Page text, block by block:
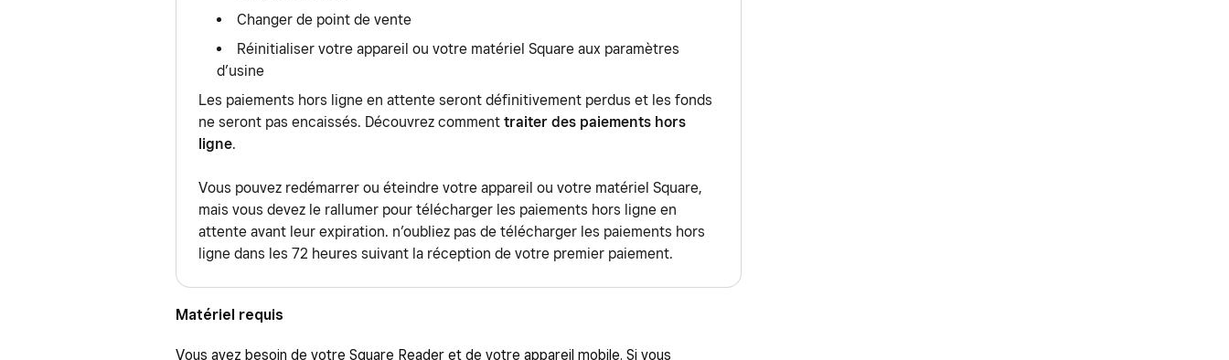
Changer de point de vente
Réinitialiser votre appareil ou votre matériel Square aux paramètres
d’usine
Les paiements hors ligne en attente seront définitivement perdus et les fonds
ne seront pas encaissés. Découvrez comment traiter des paiements hors
ligne.
Vous pouvez redémarrer ou éteindre votre appareil ou votre matériel Square,
mais vous devez le rallumer pour télécharger les paiements hors ligne en
attente avant leur expiration. n’oubliez pas de télécharger les paiements hors
ligne dans les 72 heures suivant la réception de votre premier paiement.
Matériel requis
Vous avez besoin de votre Square Reader et de votre appareil mobile. Si vous